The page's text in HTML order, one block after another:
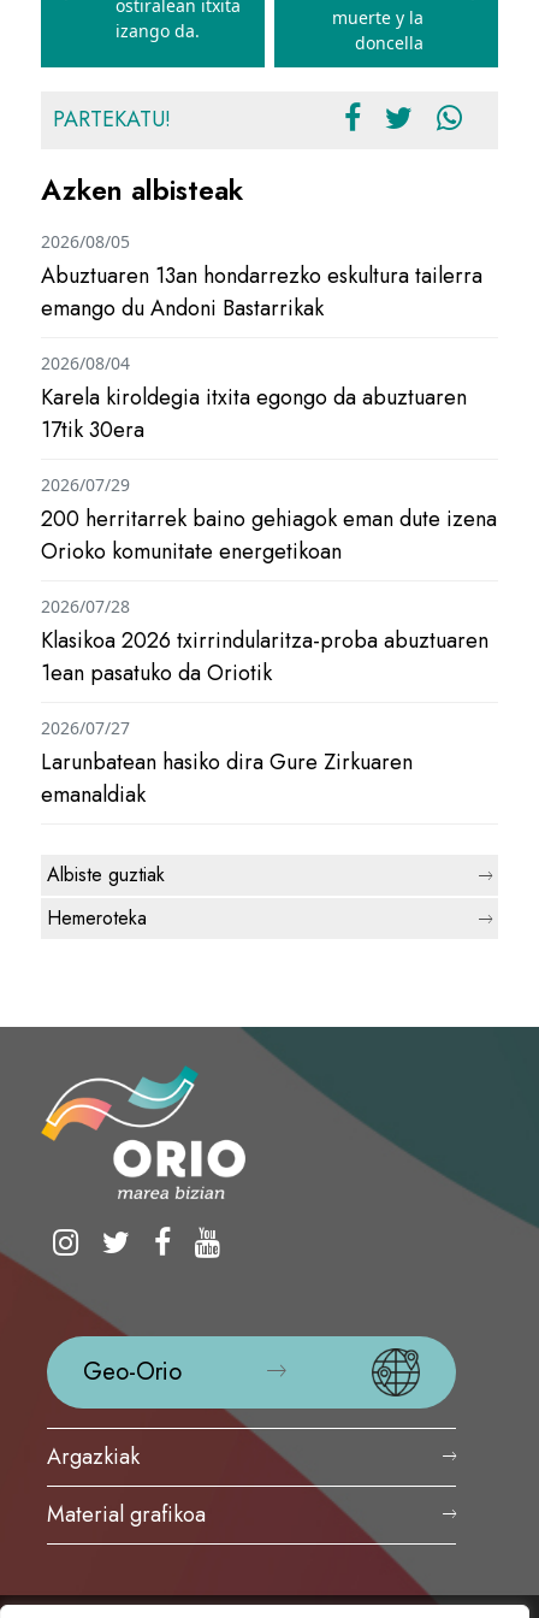
ostiralean itxita
izango da.
muerte y la
doncella
PARTEKATU!
Azken albisteak
Abuztuaren 13an hondarrezko eskultura tailerra
emango du Andoni Bastarrikak
2026/08/05
Karela kiroldegia itxita egongo da abuztuaren
17tik 30era
2026/08/04
200 herritarrek baino gehiagok eman dute izena
Orioko komunitate energetikoan
2026/07/29
Klasikoa 2026 txirrindularitza-proba abuztuaren
1ean pasatuko da Oriotik
2026/07/28
Larunbatean hasiko dira Gure Zirkuaren
emanaldiak
2026/07/27
Albiste guztiak
Hemeroteka
Geo-Orio
Argazkiak
Material grafikoa